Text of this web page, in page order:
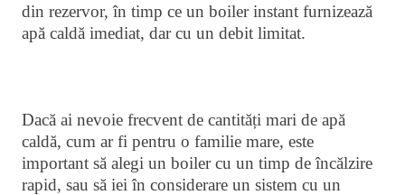
din rezervor, în timp ce un boiler instant furnizează
apă caldă imediat, dar cu un debit limitat.
Dacă ai nevoie frecvent de cantități mari de apă
caldă, cum ar fi pentru o familie mare, este
important să alegi un boiler cu un timp de încălzire
rapid, sau să iei în considerare un sistem cu un